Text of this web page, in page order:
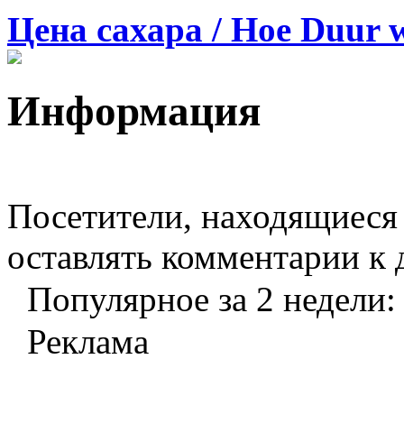
Цена сахара / Hoe Duur
Информация
Посетители,
оставлять комментарии
Популярное за 2 недели:
Реклама